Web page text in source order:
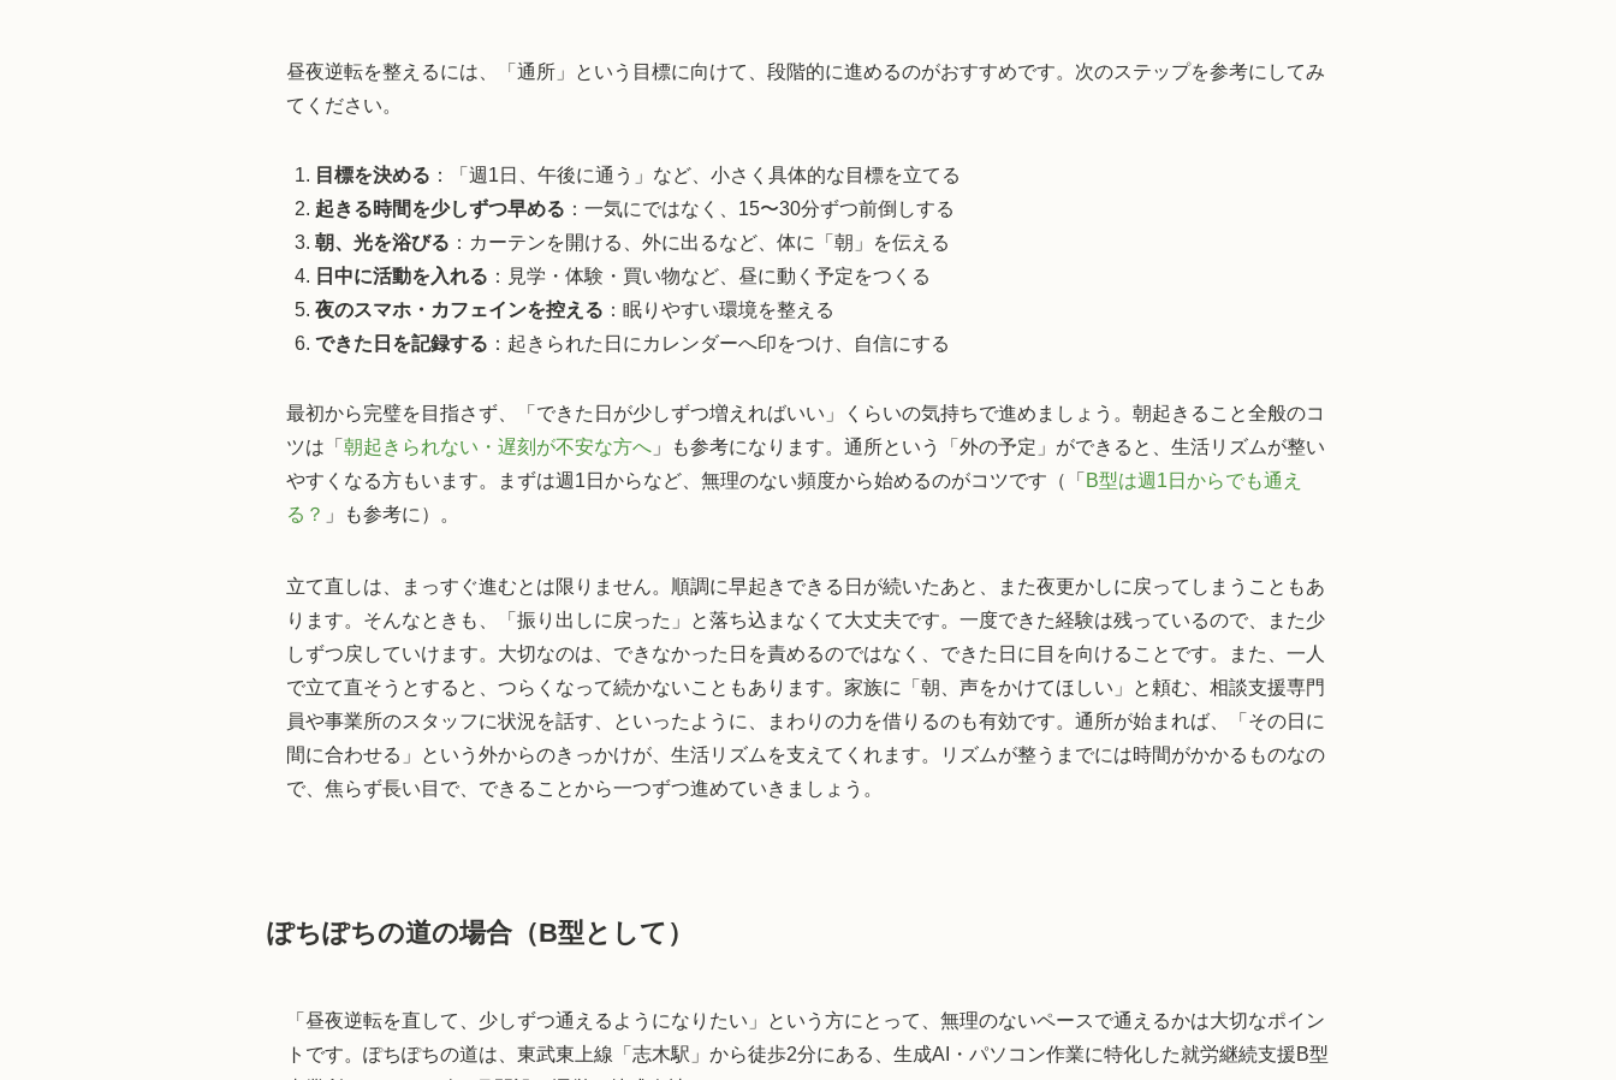
昼夜逆転を整えるには、「通所」という目標に向けて、段階的に進めるのがおすすめです。次のステップを参考にしてみ
てください。
目標を決める ：「週1日、午後に通う」など、小さく具体的な目標を立てる
起きる時間を少しずつ早める ：一気にではなく、15〜30分ずつ前倒しする
朝、光を浴びる ：カーテンを開ける、外に出るなど、体に「朝」を伝える
日中に活動を入れる ：見学・体験・買い物など、昼に動く予定をつくる
夜のスマホ・カフェインを控える ：眠りやすい環境を整える
できた日を記録する ：起きられた日にカレンダーへ印をつけ、自信にする
最初から完璧を目指さず、「できた日が少しずつ増えればいい」くらいの気持ちで進めましょう。朝起きること全般のコ
ツは「 朝起きられない・遅刻が不安な方へ 」も参考になります。通所という「外の予定」ができると、生活リズムが整い
やすくなる方もいます。まずは週1日からなど、無理のない頻度から始めるのがコツです（「 B型は週1日からでも通え
る？ 」も参考に）。
立て直しは、まっすぐ進むとは限りません。順調に早起きできる日が続いたあと、また夜更かしに戻ってしまうこともあ
ります。そんなときも、「振り出しに戻った」と落ち込まなくて大丈夫です。一度できた経験は残っているので、また少
しずつ戻していけます。大切なのは、できなかった日を責めるのではなく、できた日に目を向けることです。また、一人
で立て直そうとすると、つらくなって続かないこともあります。家族に「朝、声をかけてほしい」と頼む、相談支援専門
員や事業所のスタッフに状況を話す、といったように、まわりの力を借りるのも有効です。通所が始まれば、「その日に
間に合わせる」という外からのきっかけが、生活リズムを支えてくれます。リズムが整うまでには時間がかかるものなの
で、焦らず長い目で、できることから一つずつ進めていきましょう。
ぽちぽちの道の場合（B型として）
「昼夜逆転を直して、少しずつ通えるようになりたい」という方にとって、無理のないペースで通えるかは大切なポイン
トです。ぽちぽちの道は、東武東上線「志木駅」から徒歩2分にある、生成AI・パソコン作業に特化した就労継続支援B型